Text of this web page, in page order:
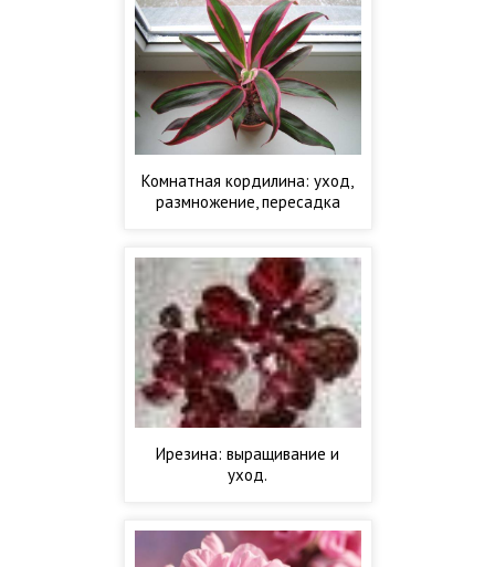
Комнатная кордилина: уход,
размножение, пересадка
Ирезина: выращивание и
уход.